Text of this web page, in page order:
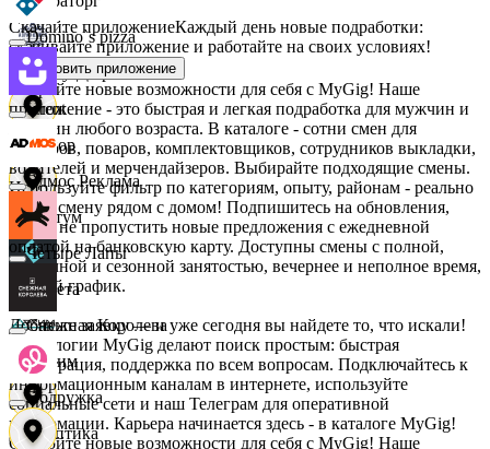
Абрау-Дюрсо
Авиор
Альтум
Аркета
Архим
Асептика
Domino`s pizza
Urent
Эдмос Реклама
Четыре Лапы
Снежная Королева
Подружка
Скачайте приложениеКаждый день новые подработки:
скачивайте приложение и работайте на своих условиях!
Установить приложение
Откройте новые возможности для себя с MyGig! Наше
приложение - это быстрая и легкая подработка для мужчин и
женщин любого возраста. В каталоге - сотни смен для
кассиров, поваров, комплектовщиков, сотрудников выкладки,
водителей и мерчендайзеров. Выбирайте подходящие смены.
Используйте фильтр по категориям, опыту, районам - реально
найти смену рядом с домом! Подпишитесь на обновления,
чтобы не пропустить новые предложения с ежедневной
оплатой на банковскую карту. Доступны смены с полной,
частичной и сезонной занятостью, вечернее и неполное время,
гибкий график.
Добавьте заявку — и уже сегодня вы найдете то, что искали!
Технологии MyGig делают поиск простым: быстрая
регистрация, поддержка по всем вопросам. Подключайтесь к
информационным каналам в интернете, используйте
социальные сети и наш Телеграм для оперативной
информации. Карьера начинается здесь - в каталоге MyGig!
Откройте новые возможности для себя с MyGig! Наше